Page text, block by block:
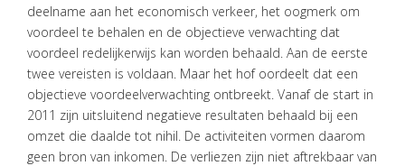
VACATURES
CONTACT
deelname aan het economisch verkeer, het oogmerk om
voordeel te behalen en de objectieve verwachting dat
voordeel redelijkerwijs kan worden behaald. Aan de eerste
twee vereisten is voldaan. Maar het hof oordeelt dat een
objectieve voordeelverwachting ontbreekt. Vanaf de start in
2011 zijn uitsluitend negatieve resultaten behaald bij een
omzet die daalde tot nihil. De activiteiten vormen daarom
geen bron van inkomen. De verliezen zijn niet aftrekbaar van